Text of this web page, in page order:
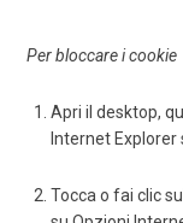
Per bloccare i cookie
Apri il desktop,
Internet Explorer
Tocca o fai clic